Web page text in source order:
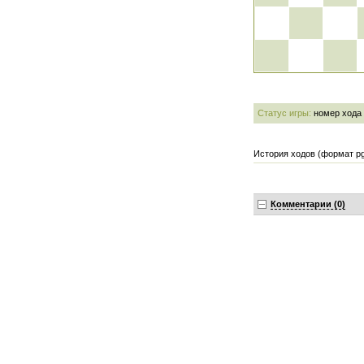
Статус игры: номер хода
История ходов (формат
Комментарии (0)